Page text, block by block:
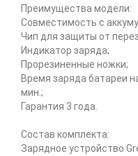
Преимущества модели:
Совместимость с
Чип для защиты от
Индикатор заряда;
Прорезиненные ножки;
Время заряда батареи
мин.;
Гарантия 3 года.
Состав комплекта:
Зарядное устройство